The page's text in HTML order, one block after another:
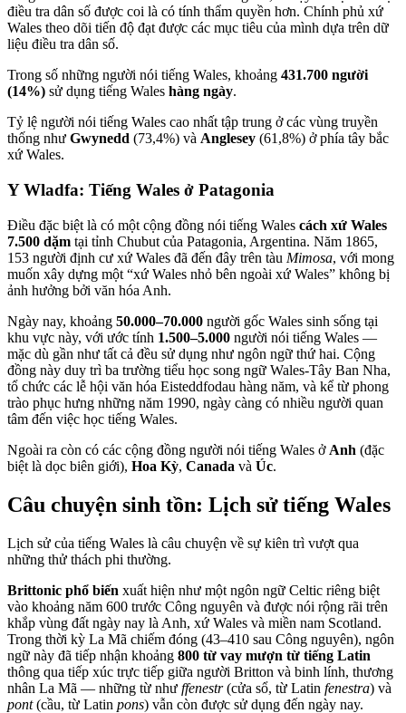
điều tra dân số được coi là có tính thẩm quyền hơn. Chính phủ xứ
Wales theo dõi tiến độ đạt được các mục tiêu của mình dựa trên dữ
liệu điều tra dân số.
Trong số những người nói tiếng Wales, khoảng 431.700 người
(14%) sử dụng tiếng Wales hàng ngày.
Tỷ lệ người nói tiếng Wales cao nhất tập trung ở các vùng truyền
thống như Gwynedd (73,4%) và Anglesey (61,8%) ở phía tây bắc
xứ Wales.
Y Wladfa: Tiếng Wales ở Patagonia
Điều đặc biệt là có một cộng đồng nói tiếng Wales cách xứ Wales
7.500 dặm tại tỉnh Chubut của Patagonia, Argentina. Năm 1865,
153 người định cư xứ Wales đã đến đây trên tàu Mimosa, với mong
muốn xây dựng một “xứ Wales nhỏ bên ngoài xứ Wales” không bị
ảnh hưởng bởi văn hóa Anh.
Ngày nay, khoảng 50.000–70.000 người gốc Wales sinh sống tại
khu vực này, với ước tính 1.500–5.000 người nói tiếng Wales —
mặc dù gần như tất cả đều sử dụng như ngôn ngữ thứ hai. Cộng
đồng này duy trì ba trường tiểu học song ngữ Wales-Tây Ban Nha,
tổ chức các lễ hội văn hóa Eisteddfodau hàng năm, và kể từ phong
trào phục hưng những năm 1990, ngày càng có nhiều người quan
tâm đến việc học tiếng Wales.
Ngoài ra còn có các cộng đồng người nói tiếng Wales ở Anh (đặc
biệt là dọc biên giới), Hoa Kỳ, Canada và Úc.
Câu chuyện sinh tồn: Lịch sử tiếng Wales
Lịch sử của tiếng Wales là câu chuyện về sự kiên trì vượt qua
những thử thách phi thường.
Brittonic phổ biến xuất hiện như một ngôn ngữ Celtic riêng biệt
vào khoảng năm 600 trước Công nguyên và được nói rộng rãi trên
khắp vùng đất ngày nay là Anh, xứ Wales và miền nam Scotland.
Trong thời kỳ La Mã chiếm đóng (43–410 sau Công nguyên), ngôn
ngữ này đã tiếp nhận khoảng 800 từ vay mượn từ tiếng Latin
thông qua tiếp xúc trực tiếp giữa người Britton và binh lính, thương
nhân La Mã — những từ như ffenestr(cửa sổ, từ Latin fenestra) và
pont(cầu, từ Latin pons) vẫn còn được sử dụng đến ngày nay.